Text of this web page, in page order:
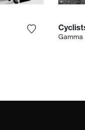
Fügen SieGamma